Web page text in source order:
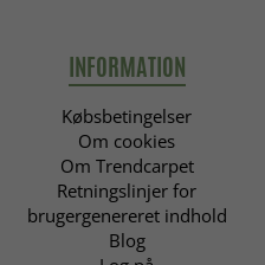
INFORMATION
Købsbetingelser
Om cookies
Om Trendcarpet
Retningslinjer for
brugergenereret indhold
Blog